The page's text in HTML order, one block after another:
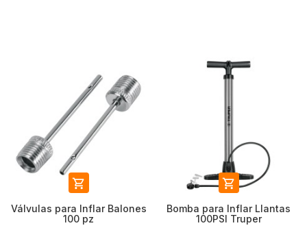

Válvulas para Inflar Balones
100 pz

Bomba para Inflar Llantas
100PSI Truper